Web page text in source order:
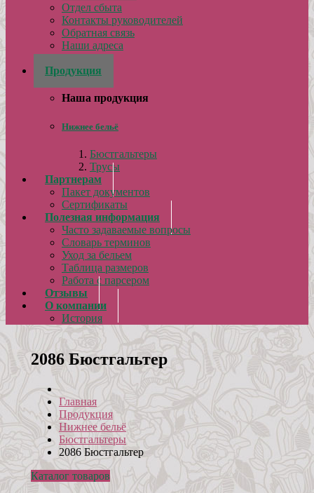
Отдел сбыта
Контакты руководителей
Обратная связь
Наши адреса
Реквизиты
Продукция
Наша продукция
Нижнее бельё
Бюстгальтеры
Трусы
Партнерам
Пакет документов
Сертификаты
Полезная информация
Часто задаваемые вопросы
Словарь терминов
Уход за бельем
Таблица размеров
Работа с парсером
Отзывы
О компании
История
2086 Бюстгальтер
Главная
Продукция
Нижнее бельё
Бюстгальтеры
2086 Бюстгальтер
Каталог товаров